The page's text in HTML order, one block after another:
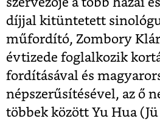
szervezője a több hazai
díjjal kitüntetett
műfordító, Zombory
évtizede foglalkozik
fordításával és
népszerűsítésével, az ő
többek között Yu Hua